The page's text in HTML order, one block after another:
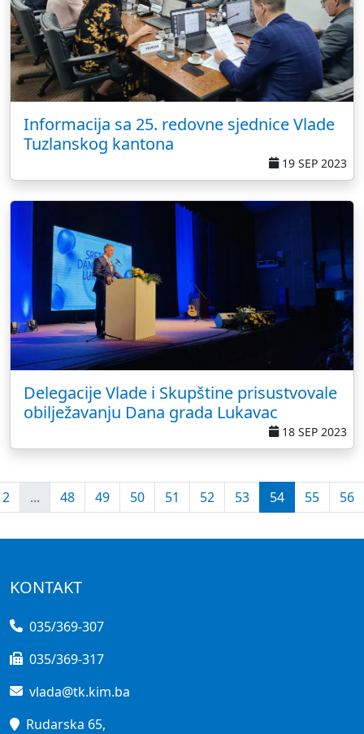
Informacija sa 25. redovne sjednice Vlade
Tuzlanskog kantona
19 SEP 2023
Delegacije Vlade i Skupštine prisustvovale
obilježavanju Dana grada Lukavac
18 SEP 2023
2 ... 48 49 50 51 52 53 54 55 56
KONTAKT
035/369-307
035/369-317
vlada@tk.kim.ba
Rudarska 65,